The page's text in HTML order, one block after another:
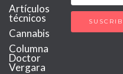
Artículos
técnicos
Cannabis
Columna
Doctor
Vergara